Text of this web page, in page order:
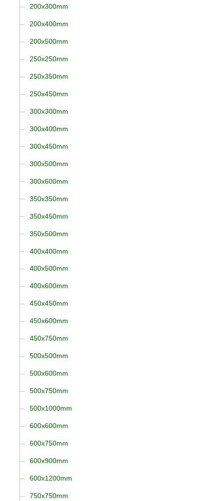
200x300mm
200x400mm
200x500mm
250x250mm
250x350mm
250x450mm
300x300mm
300x400mm
300x450mm
300x500mm
300x600mm
350x350mm
350x450mm
350x500mm
400x400mm
400x500mm
400x600mm
450x450mm
450x600mm
450x750mm
500x500mm
500x600mm
500x750mm
500x1000mm
600x600mm
600x750mm
600x900mm
600x1200mm
750x750mm